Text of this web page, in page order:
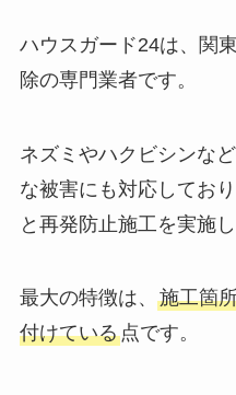
ハウスガード24は、関
除の専門業者です。
ネズミやハクビシンな
な被害にも対応してお
と再発防止施工を実施
最大の特徴は、 施工箇
付けている点です。